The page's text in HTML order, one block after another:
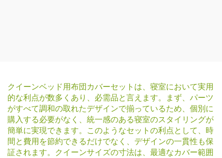
クイーンベッド用布団カバーセットは、寝室において実用
的な利点が数多くあり、必需品と言えます。まず、パーツ
がすべて調和の取れたデザインで揃っているため、個別に
購入する必要がなく、統一感のある寝室のスタイリングが
簡単に実現できます。このようなセットの利点として、時
間と費用を節約できるだけでなく、デザインの一貫性も保
証されます。クイーンサイズの寸法は、最適なカバー範囲